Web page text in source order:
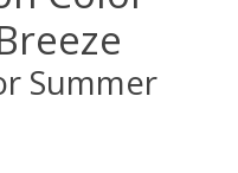
Summer